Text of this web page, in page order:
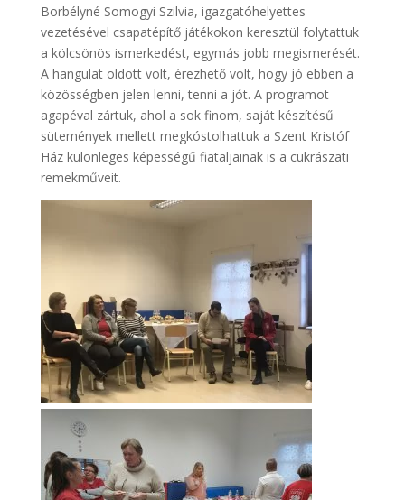
Borbélyné Somogyi Szilvia, igazgatóhelyettes
vezetésével csapatépítő játékokon keresztül folytattuk
a kölcsönös ismerkedést, egymás jobb megismerését.
A hangulat oldott volt, érezhető volt, hogy jó ebben a
közösségben jelen lenni, tenni a jót. A programot
agapéval zártuk, ahol a sok finom, saját készítésű
sütemények mellett megkóstolhattuk a Szent Kristóf
Ház különleges képességű fiataljainak is a cukrászati
remekműveit.